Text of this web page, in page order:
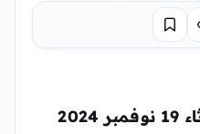
حفظ
سعر الدولار اليوم الثلاثاء 19 نوفمبر 2024